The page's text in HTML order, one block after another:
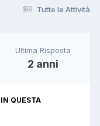
Tutte le Attività
Ultima Risposta
2 anni
QUESTA